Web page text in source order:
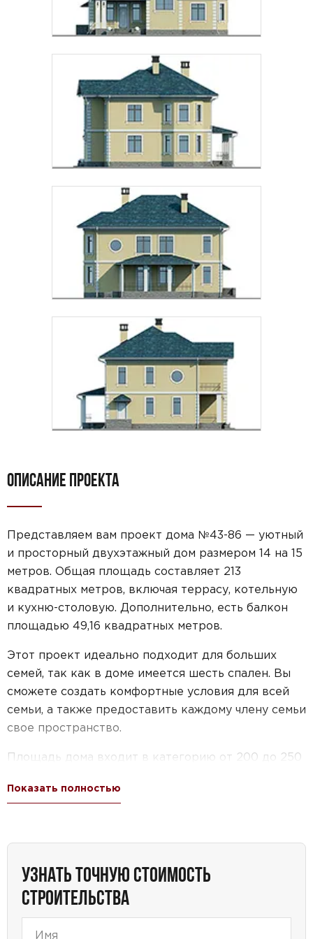
ОПИСАНИЕ ПРОЕКТА
Представляем вам проект дома №43-86 — уютный
и просторный двухэтажный дом размером 14 на 15
метров. Общая площадь составляет 213
квадратных метров, включая террасу, котельную
и кухню-столовую. Дополнительно, есть балкон
площадью 49,16 квадратных метров.
Этот проект идеально подходит для больших
семей, так как в доме имеется шесть спален. Вы
сможете создать комфортные условия для всей
семьи, а также предоставить каждому члену семьи
свое пространство.
Площадь дома входит в категорию от 200 до 250
достаточно места для реализации своих идей и
оптимально использовать пространство и
разделить зоны на разные этажи.
Также, вы сможете наслаждаться свежим
вы сможете проводить время с семьей и
Показать полностью
УЗНАТЬ ТОЧНУЮ СТОИМОСТЬ
СТРОИТЕЛЬСТВА
Предпочтительный способ связи:
Telegram
согласие на обработку персональных данных
подтверждаю, что ознакомлен(а) с
обработки персональных данных.
Рассчитать стоимость